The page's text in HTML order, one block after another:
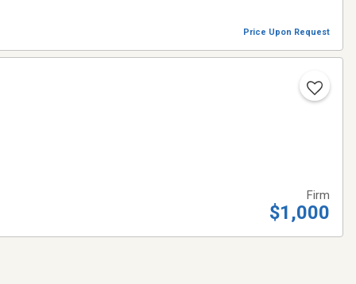
Price Upon Request
Firm
$1,000